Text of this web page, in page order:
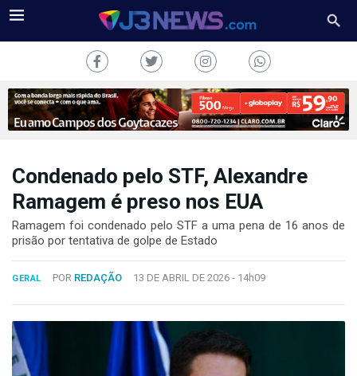
TV
CONOSCO
Copyright
2024
Condenado pelo STF, Alexandre
Ramagem é preso nos EUA
Ramagem foi condenado pelo STF a uma pena de 16 anos de
prisão por tentativa de golpe de Estado
GERAL POR REDAÇÃO 13 DE ABRIL DE 2026 - 14h09